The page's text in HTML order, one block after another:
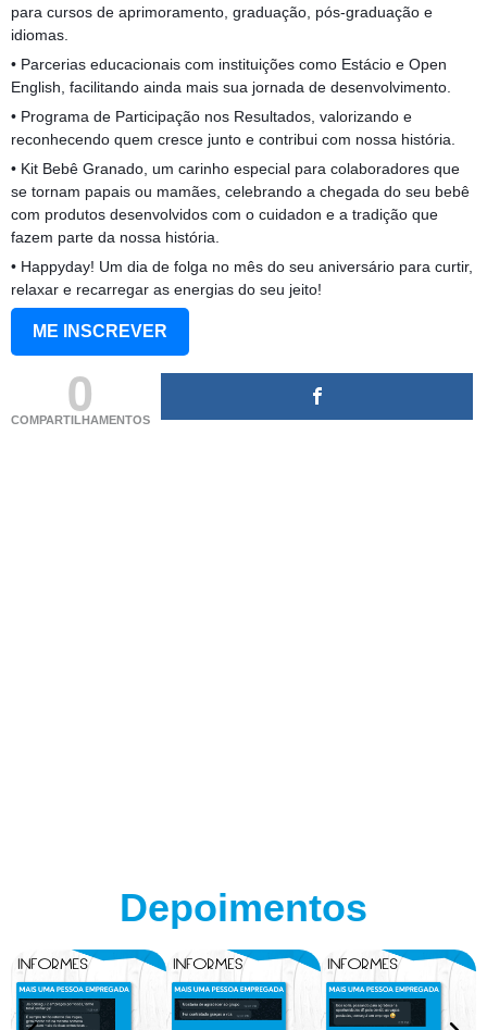
para cursos de aprimoramento, graduação, pós-graduação e
idiomas.
• Parcerias educacionais com instituições como Estácio e Open
English, facilitando ainda mais sua jornada de desenvolvimento.
• Programa de Participação nos Resultados, valorizando e
reconhecendo quem cresce junto e contribui com nossa história.
• Kit Bebê Granado, um carinho especial para colaboradores que
se tornam papais ou mamães, celebrando a chegada do seu bebê
com produtos desenvolvidos com o cuidadon e a tradição que
fazem parte da nossa história.
• Happyday! Um dia de folga no mês do seu aniversário para curtir,
relaxar e recarregar as energias do seu jeito!
ME INSCREVER
0
COMPARTILHAMENTOS
Depoimentos